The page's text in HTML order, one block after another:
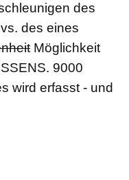
des
des eines
Möglichkeit
9000
wird erfasst - und